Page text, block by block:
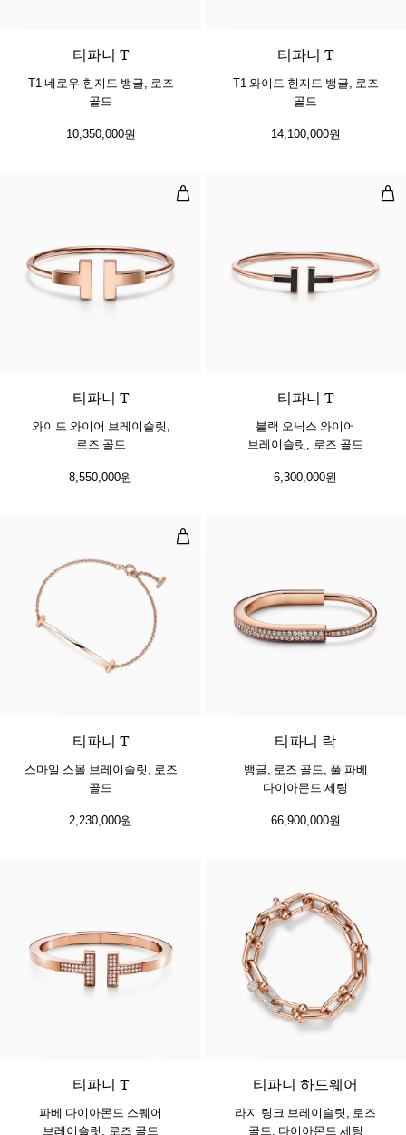
티파니 T
T1 네로우 힌지드 뱅글, 로즈
골드
10,350,000원
티파니 T
T1 와이드 힌지드 뱅글, 로즈
골드
14,100,000원
와이드 와이어 브레이슬릿, 로즈 골
티파니 T
와이드 와이어 브레이슬릿,
로즈 골드
8,550,000원
블
티파니 T
블랙 오닉스 와이어
브레이슬릿, 로즈 골드
6,300,000원
스마일 스몰 브레이슬릿, 로즈 골드
티파니 T
스마일 스몰 브레이슬릿, 로즈
골드
2,230,000원
티파니 락
뱅글, 로즈 골드, 풀 파베
다이아몬드 세팅
66,900,000원
3 소재
티파니 T
파베 다이아몬드 스퀘어
브레이슬릿, 로즈 골드
티파니 하드웨어
라지 링크 브레이슬릿, 로즈
골드, 다이아몬드 세팅